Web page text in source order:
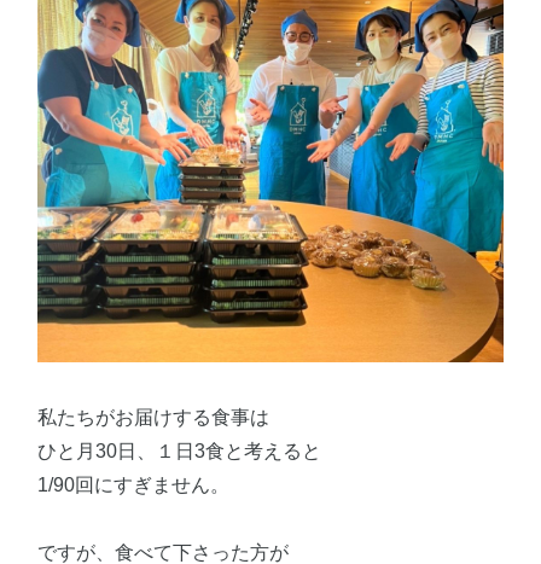
私たちがお届けする食事は
ひと月30日、１日3食と考えると
1/90回にすぎません。
ですが、食べて下さった方が